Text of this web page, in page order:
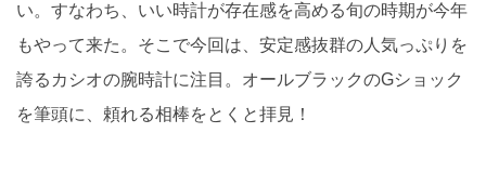
い。すなわち、いい時計が存在感を高める旬の時期が今年
もやって来た。そこで今回は、安定感抜群の人気っぷりを
誇るカシオの腕時計に注目。オールブラックのGショック
を筆頭に、頼れる相棒をとくと拝見！